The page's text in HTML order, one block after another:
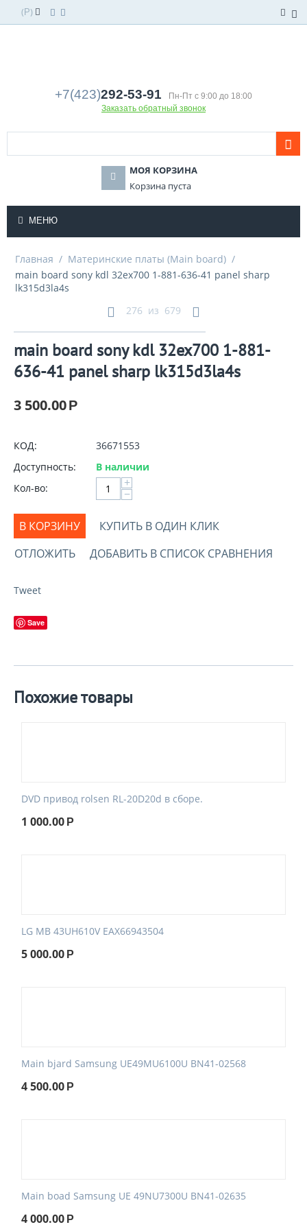
( Р)
+7(423)292-53-91
Пн-Пт с 9:00 до 18:00
Заказать обратный звонок
МОЯ КОРЗИНА
Корзина пуста
МЕНЮ
Главная / Материнские платы (Main board) /
main board sony kdl 32ex700 1-881-636-41 panel sharp
lk315d3la4s
276 из 679
main board sony kdl 32ex700 1-881-
636-41 panel sharp lk315d3la4s
3 500.00Р
КОД:
36671553
Доступность:
В наличии
Кол-во:
+
−
В КОРЗИНУ
КУПИТЬ В ОДИН КЛИК
ОТЛОЖИТЬ
ДОБАВИТЬ В СПИСОК СРАВНЕНИЯ
Tweet
Save
Похожие товары
DVD привод rolsen RL-20D20d в сборе.
1 000.00 Р
LG MB 43UH610V EAX66943504
5 000.00 Р
Main bjard Samsung UE49MU6100U BN41-02568
4 500.00 Р
Main boad Samsung UE 49NU7300U BN41-02635
4 000.00 Р